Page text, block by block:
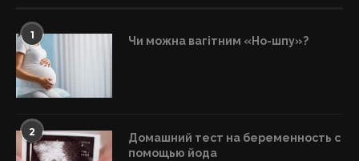
1 Чи можна вагітним «Но-шпу»?
2
Домашний тест на беременность с
помощью йода